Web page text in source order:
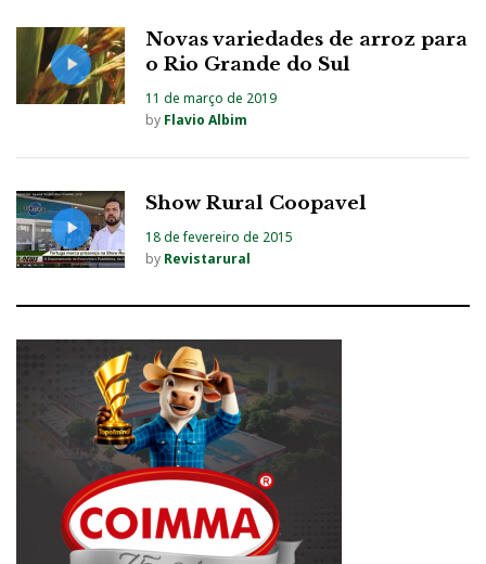
Novas variedades de arroz para
o Rio Grande do Sul
11 de março de 2019
by Flavio Albim
Show Rural Coopavel
18 de fevereiro de 2015
by Revistarural